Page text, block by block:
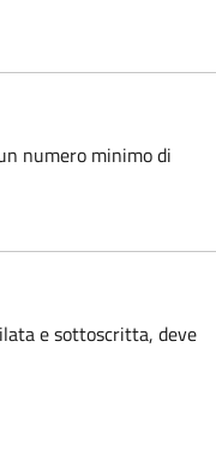
numero minimo di
e sottoscritta, deve